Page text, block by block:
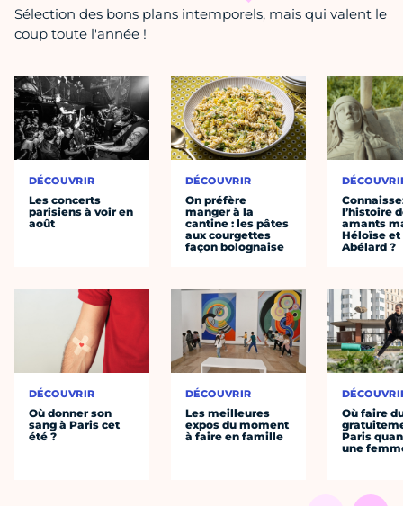
Sélection des bons plans intemporels, mais qui valent le
coup toute l'année !
DÉCOUVRIR
Les concerts
parisiens à voir en
août
DÉCOUVRIR
Où donner son
sang à Paris cet
été ?
DÉCOUVRIR
On préfère
manger à la
cantine : les pâtes
aux courgettes
façon bolognaise
DÉCOUVRIR
Les meilleures
expos du moment
à faire en famille
l’histoire
amants
Héloïse et
Abélard ?
Où faire
Paris
une